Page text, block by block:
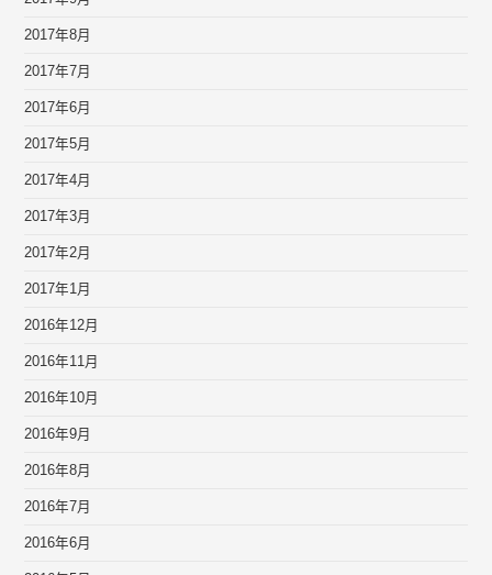
2017年8月
2017年7月
2017年6月
2017年5月
2017年4月
2017年3月
2017年2月
2017年1月
2016年12月
2016年11月
2016年10月
2016年9月
2016年8月
2016年7月
2016年6月